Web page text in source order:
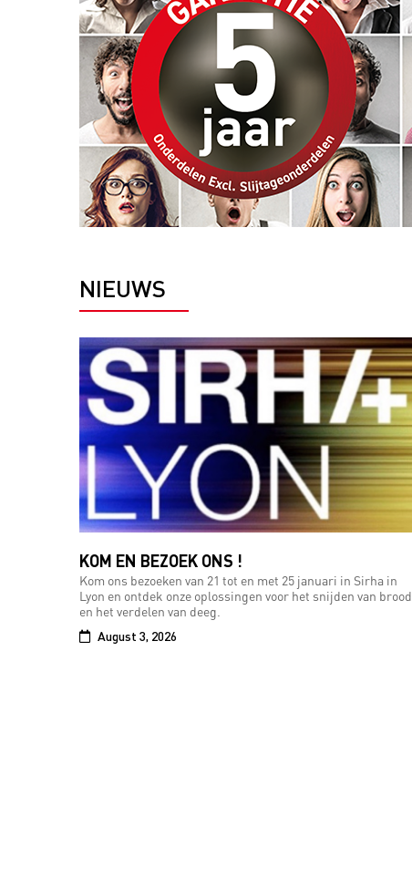
NIEUWS
KOM EN BEZOEK ONS ​​!
Kom ons bezoeken van 21 tot en met 25 januari in Sirha in
Lyon en ontdek onze oplossingen voor het snijden van brood
en het verdelen van deeg.
August 3, 2026